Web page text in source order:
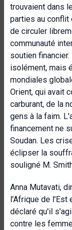
trouvaient dans
parties au conflit
de circuler
communauté
soutien
isolément, mais
mondiales
Orient, qui avait
carburant, de la
gens à la faim.
financement ne
Soudan. Les
éclipser la
souligné M.
Anna Mutavati,
l'Afrique de l'Est
déclaré qu'il
contre les